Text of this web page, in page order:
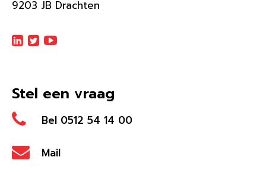
9203 JB Drachten
Stel een vraag
Bel 0512 54 14 00
Mail